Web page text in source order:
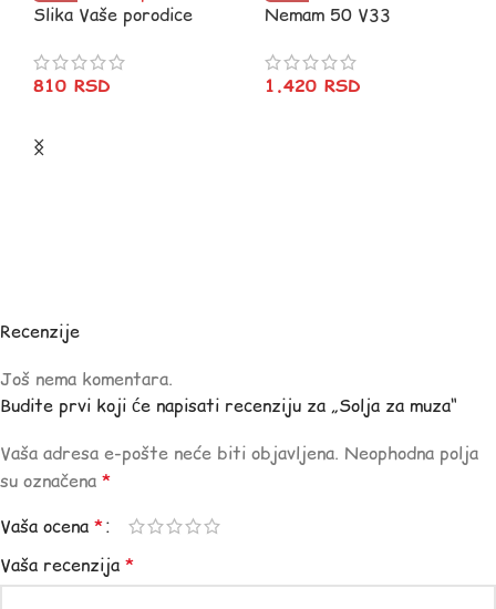
Slika Vaše porodice
810 RSD
Nemam 50 V33
1.420 RSD
Recenzije
Još nema komentara.
Budite prvi koji će napisati recenziju za „Solja za muza“
Vaša adresa e-pošte neće biti objavljena. Neophodna polja
su označena *
Vaša ocena *
Vaša recenzija *